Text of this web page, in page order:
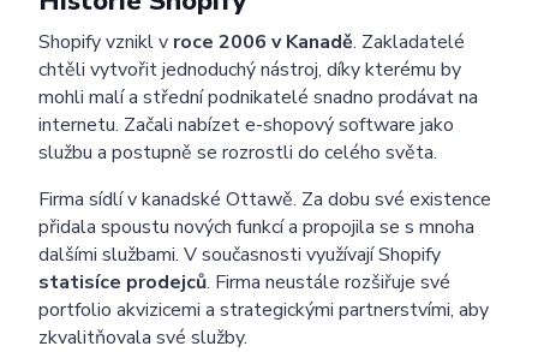
Shopify vznikl v roce 2006 v Kanadě. Zakladatelé
chtěli vytvořit jednoduchý nástroj, díky kterému by
mohli malí a střední podnikatelé snadno prodávat na
internetu. Začali nabízet e-shopový software jako
službu a postupně se rozrostli do celého světa.
Firma sídlí v kanadské Ottawě. Za dobu své existence
přidala spoustu nových funkcí a propojila se s mnoha
dalšími službami. V současnosti využívají Shopify
statisíce prodejců. Firma neustále rozšiřuje své
portfolio akvizicemi a strategickými partnerstvími, aby
zkvalitňovala své služby.